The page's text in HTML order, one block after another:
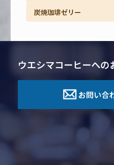
炭焼珈琲ゼリー
ウエシマコーヒーへの
お問い合